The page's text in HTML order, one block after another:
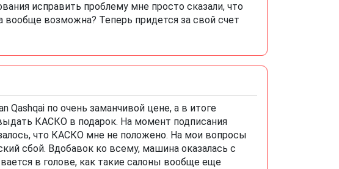
исправить проблему мне просто сказали, что
вообще возможна? Теперь придется за свой счет
по очень заманчивой цене, а в итоге
КАСКО в подарок. На момент подписания
что КАСКО мне не положено. На мои вопросы
сбой. Вдобавок ко всему, машина оказалась с
в голове, как такие салоны вообще еще